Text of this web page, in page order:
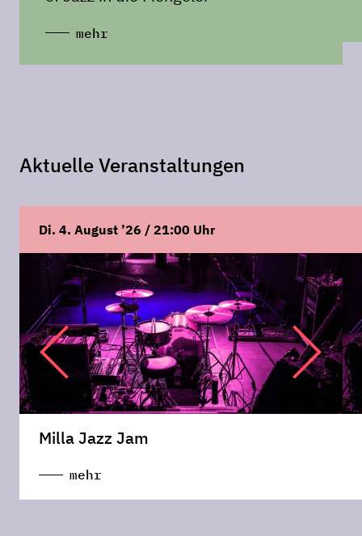
mehr
Aktuelle Veranstaltungen
Di. 4. August ’26 / 21:00 Uhr
Milla Jazz Jam
mehr